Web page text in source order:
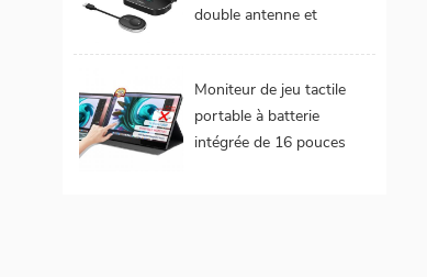
double antenne et
Moniteur de jeu tactile
portable à batterie
intégrée de 16 pouces